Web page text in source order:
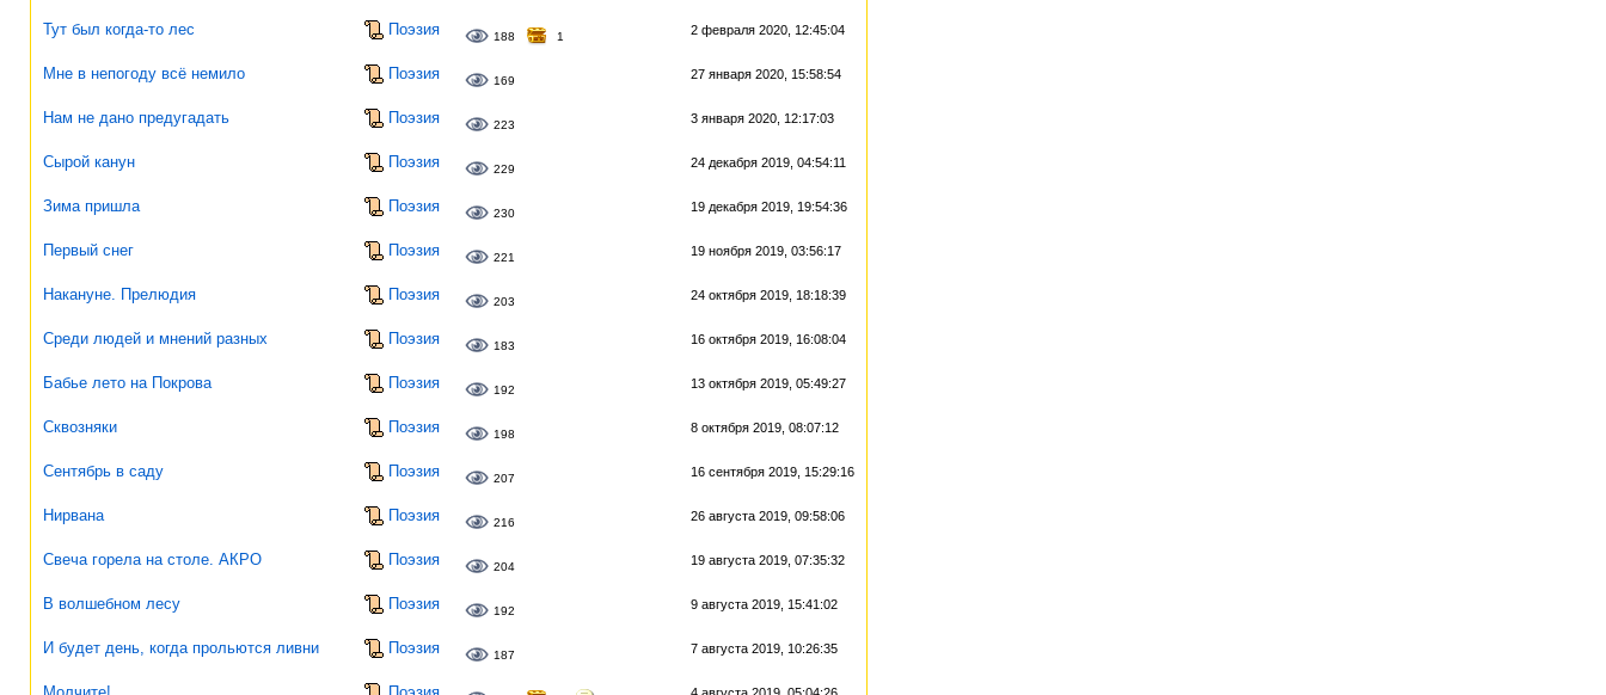
Тут был когда-то лес Поэзия 188 1 2 февраля 2020, 12:45:04
Мне в непогоду всё немило Поэзия 169 27 января 2020, 15:58:54
Нам не дано предугадать Поэзия 223 3 января 2020, 12:17:03
Сырой канун Поэзия 229 24 декабря 2019, 04:54:11
Зима пришла Поэзия 230 19 декабря 2019, 19:54:36
Первый снег Поэзия 221 19 ноября 2019, 03:56:17
Накануне. Прелюдия Поэзия 203 24 октября 2019, 18:18:39
Среди людей и мнений разных Поэзия 183 16 октября 2019, 16:08:04
Бабье лето на Покрова Поэзия 192 13 октября 2019, 05:49:27
Сквозняки Поэзия 198 8 октября 2019, 08:07:12
Сентябрь в саду Поэзия 207 16 сентября 2019, 15:29:16
Нирвана Поэзия 216 26 августа 2019, 09:58:06
Свеча горела на столе. АКРО Поэзия 204 19 августа 2019, 07:35:32
В волшебном лесу Поэзия 192 9 августа 2019, 15:41:02
И будет день, когда прольются ливни Поэзия 187 7 августа 2019, 10:26:35